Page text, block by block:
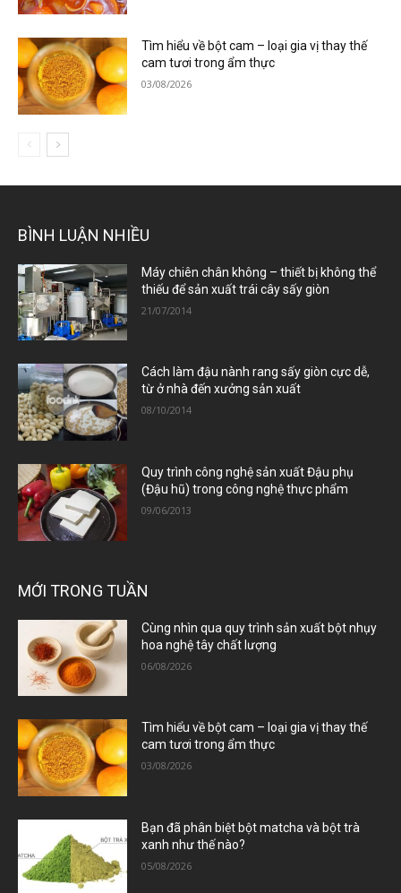
Tìm hiểu về bột cam – loại gia vị thay thế
cam tươi trong ẩm thực
03/08/2026
BÌNH LUẬN NHIỀU
Máy chiên chân không – thiết bị không thể
thiếu để sản xuất trái cây sấy giòn
21/07/2014
Cách làm đậu nành rang sấy giòn cực dễ,
từ ở nhà đến xưởng sản xuất
08/10/2014
Quy trình công nghệ sản xuất Đậu phụ
(Đậu hũ) trong công nghệ thực phẩm
09/06/2013
MỚI TRONG TUẦN
Cùng nhìn qua quy trình sản xuất bột nhụy
hoa nghệ tây chất lượng
06/08/2026
Tìm hiểu về bột cam – loại gia vị thay thế
cam tươi trong ẩm thực
03/08/2026
Bạn đã phân biệt bột matcha và bột trà
xanh như thế nào?
05/08/2026